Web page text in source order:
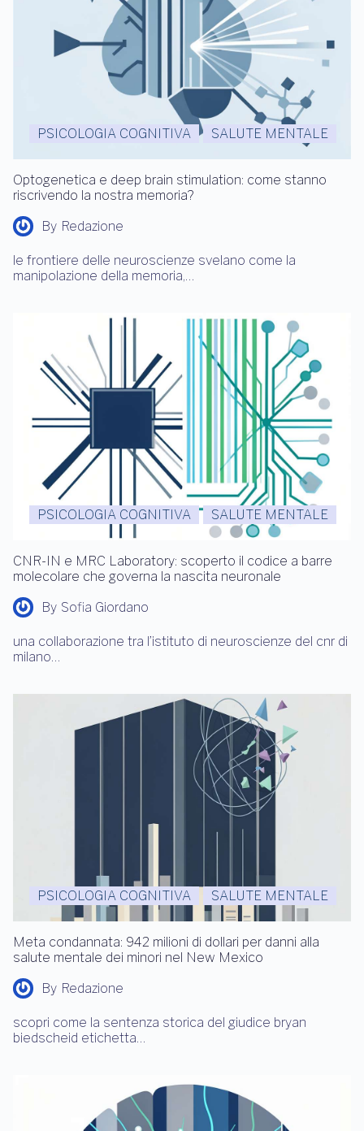
PSICOLOGIA COGNITIVA SALUTE MENTALE
Optogenetica e deep brain stimulation: come stanno
riscrivendo la nostra memoria?
By Redazione
le frontiere delle neuroscienze svelano come la
manipolazione della memoria,…
PSICOLOGIA COGNITIVA SALUTE MENTALE
CNR-IN e MRC Laboratory: scoperto il codice a barre
molecolare che governa la nascita neuronale
By Sofia Giordano
una collaborazione tra l’istituto di neuroscienze del cnr di
milano…
PSICOLOGIA COGNITIVA SALUTE MENTALE
Meta condannata: 942 milioni di dollari per danni alla
salute mentale dei minori nel New Mexico
By Redazione
scopri come la sentenza storica del giudice bryan
biedscheid etichetta…